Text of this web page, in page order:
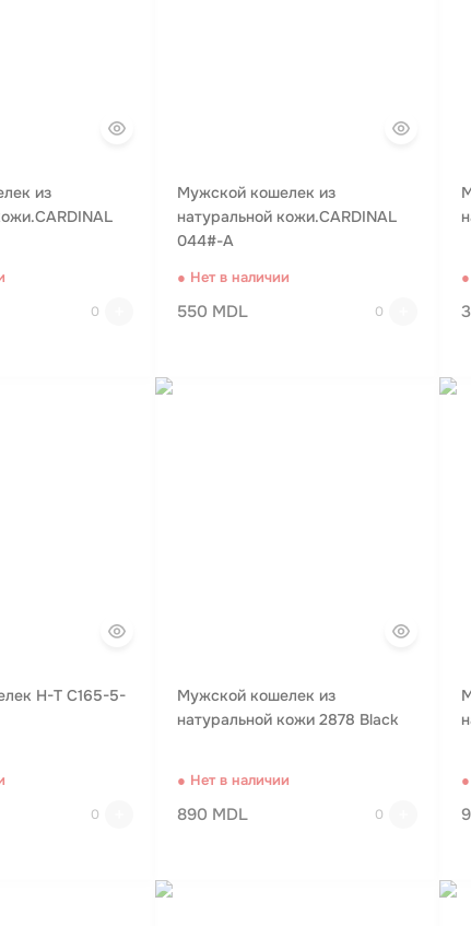
из
0
Мужской кошелек из
натуральной кожи.CARDINAL
044#-A
● Нет в наличии
550 MDL 0
H-T C165-5-
0
Мужской кошелек из
натуральной кожи 2878 Black
● Нет в наличии
890 MDL 0